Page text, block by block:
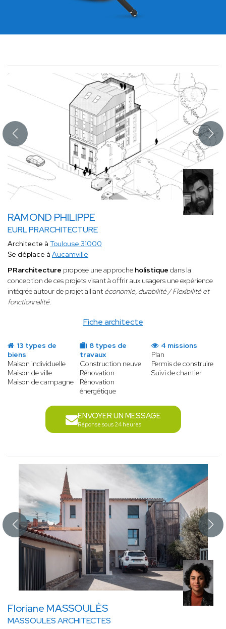
RAMOND PHILIPPE
EURL PRARCHITECTURE
Fiche architecte
Architecte à Toulouse 31000
Se déplace à Aucamville
PRarchitecture propose une approche holistique dans la
conception de ces projets visant à offrir aux usagers une expérience
intégrée autour de projet alliant économie, durabilité / Flexibilité et
fonctionnalité.
13 types de
biens
Maison individuelle
Maison de ville
Maison de campagne
8 types de
travaux
Construction neuve
Rénovation
Rénovation
énergétique
4 missions
Plan
Permis de construire
Suivi de chantier
ENVOYER UN MESSAGE
Réponse sous 24 heures
Floriane MASSOULÈS
MASSOULES ARCHITECTES